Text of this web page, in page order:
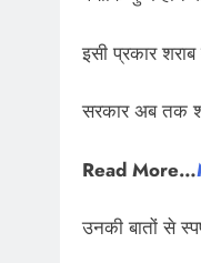
इसी प्रकार
सरकार अब तक
Read More…
उनकी बातों से